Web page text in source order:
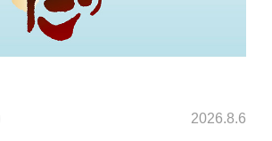
2026.8.6